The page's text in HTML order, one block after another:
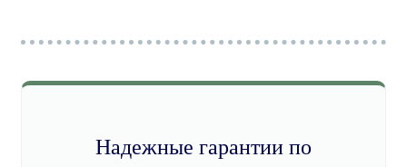
Надежные гарантии по